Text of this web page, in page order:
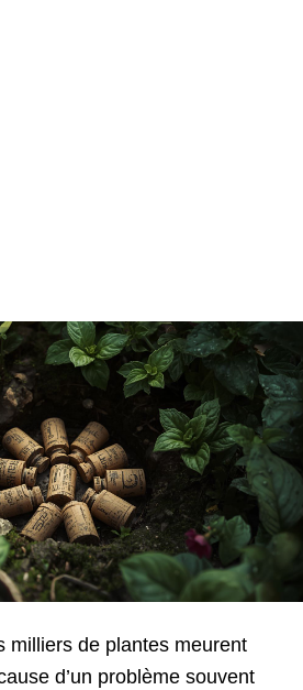
milliers de plantes meurent
d’un problème souvent